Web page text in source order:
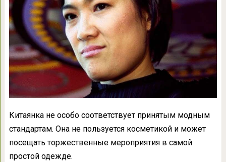
Китаянка не особо соответствует принятым модным
стандартам. Она не пользуется косметикой и может
посещать торжественные мероприятия в самой
простой одежде.